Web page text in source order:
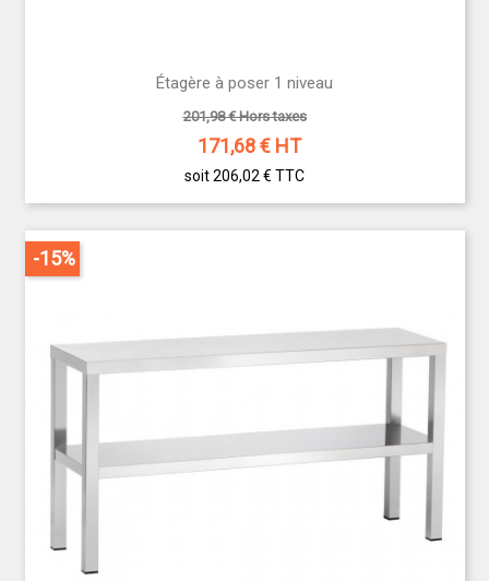
Étagère à poser 1 niveau
201,98 € Hors taxes
171,68€ HT
soit 206,02 € TTC
-15%